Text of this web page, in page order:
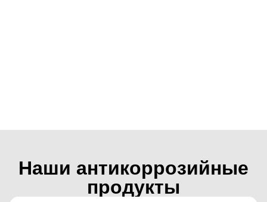
и поддержка
Наши антикоррозийные
продукты